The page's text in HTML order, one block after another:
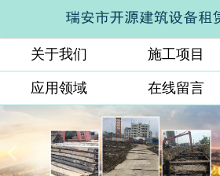
关于我们 施工项目
应用领域 在线留言